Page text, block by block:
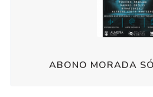
ABONO MORADA